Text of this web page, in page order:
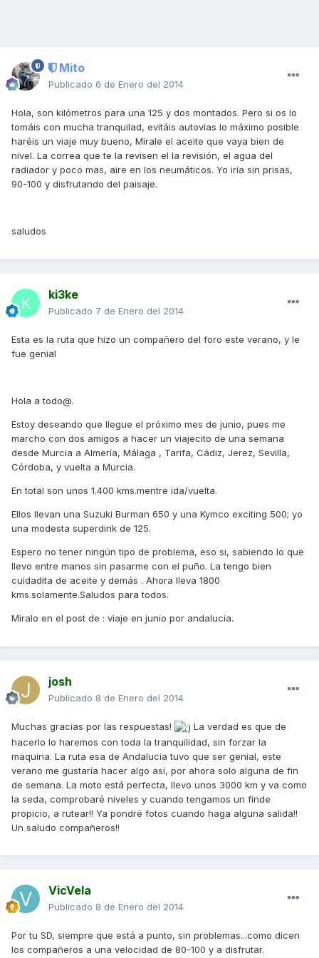
Mito
Publicado 6 de Enero del 2014
Hola, son kilómetros para una 125 y dos montados. Pero si os lo
tomáis con mucha tranquilad, evitáis autovías lo máximo posible
haréis un viaje muy bueno, Mírale el aceite que vaya bien de
nivel. La correa que te la revisen el la revisión, el agua del
radiador y poco mas, aire en los neumáticos. Yo iría sin prisas,
90-100 y disfrutando del paisaje.
saludos
ki3ke
Publicado 7 de Enero del 2014
Esta es la ruta que hizo un compañero del foro este verano, y le
fue genial
Hola a todo@.
Estoy deseando que llegue el próximo mes de junio, pues me
marcho con dos amigos a hacer un viajecito de una semana
desde Murcia a Almería, Málaga , Tarifa, Cádiz, Jerez, Sevilla,
Córdoba, y vuelta a Murcia.
En total son unos 1.400 kms.mentre ida/vuelta.
Ellos llevan una Suzuki Burman 650 y una Kymco exciting 500; yo
una modesta superdink de 125.
Espero no tener ningún tipo de problema, eso si, sabiendo lo que
llevo entre manos sin pasarme con el puño. La tengo bien
cuidadita de aceite y demás . Ahora lleva 1800
kms.solamente.Saludos para todos.
Miralo en el post de : viaje en junio por andalucia.
josh
Publicado 8 de Enero del 2014
Muchas gracias por las respuestas!
La verdad es que de
hacerlo lo haremos con toda la tranquilidad, sin forzar la
maquina. La ruta esa de Andalucia tuvo que ser genial, este
verano me gustaría hacer algo así, por ahora solo alguna de fin
de semana. La moto está perfecta, llevo unos 3000 km y va como
la seda, comprobaré niveles y cuando tengamos un finde
propicio, a rutear!! Ya pondré fotos cuando haga alguna salida!!
Un saludo compañeros!!
VicVela
Publicado 8 de Enero del 2014
Por tu SD, siempre que está a punto, sin problemas...como dicen
los compañeros a una velocidad de 80-100 y a disfrutar.